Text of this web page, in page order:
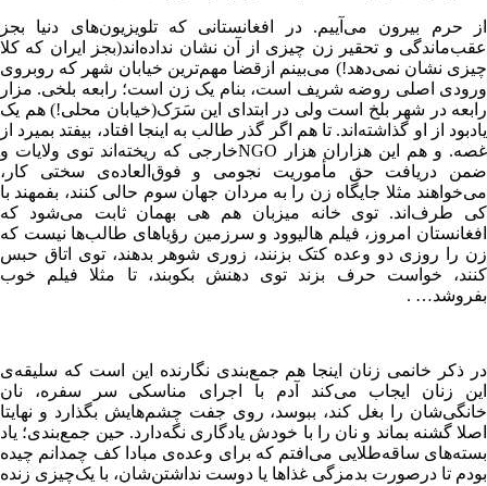
از حرم بیرون می‌آییم. در افغانستانی که تلویزیون‌های دنیا بجز
عقب‌ماندگی و تحقیر زن چیزی از آن نشان نداده‌اند(بجز ایران که کلا
چیزی نشان نمی‌دهد!) می‌بینم ازقضا مهم‌ترین خیابان شهر که روبروی
ورودی اصلی روضه شریف است، بنام یک زن است؛ رابعه بلخی. مزار
رابعه در شهر بلخ است ولی در ابتدای این سَرَک(خیابان محلی!) هم یک
یادبود از او گذاشته‌اند. تا هم اگر گذر طالب‌ به اینجا افتاد، بیفتد بمیرد از
غصه. و هم این هزاران هزار NGOخارجی که ریخته‌اند توی ولایات و
ضمن دریافت حق مأموریت نجومی و فوق‌العاده‌ی سختی کار،
می‌خواهند مثلا جایگاه زن را به مردان جهان سوم حالی کنند، بفمهند با
کی طرف‌اند. توی خانه میزبان هم هی بهمان ثابت می‌شود که
افغانستان امروز، فیلم هالیوود و سرزمین رؤیاهای طالب‌ها نیست که
زن را روزی دو وعده کتک بزنند، زوری شوهر بدهند، توی اتاق حبس
کنند، خواست حرف بزند توی دهنش بکوبند، تا مثلا فیلم خوب
بفروشد… .
در ذکر خانمی زنان اینجا هم جمع‌بندی نگارنده این است که سلیقه‌ی
این زنان ایجاب می‌کند آدم با اجرای مناسکی سر سفره، نان
خانگی‌شان را بغل کند، ببوسد، روی جفت چشم‌هایش بگذارد و نهایتا
اصلا گشنه بماند و نان را با خودش یادگاری نگه‌دارد. حین جمع‌بندی؛ یاد
بسته‌های ساقه‌طلایی می‌افتم که برای وعده‌ی مبادا کف چمدانم چیده
بودم تا درصورت بدمزگی غذاها یا دوست نداشتن‌شان، با یک‌چیزی زنده